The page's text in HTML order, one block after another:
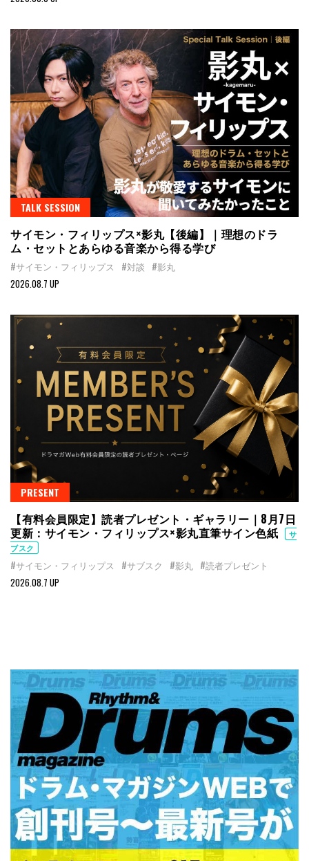
TALK SESSION
サイモン・フィリップス×影丸【後編】｜理想のドラ
ム・セットとあらゆる音楽から得る学び
#サイモン・フィリップス #対談 #影丸
2026.08.7 UP
PRESENT
【有料会員限定】読者プレゼント・ギャラリー｜8月7日
更新：サイモン・フィリップス×影丸直筆サイン色紙
サ
ブスク
#サイモン・フィリップス #サブスク #影丸 #読者プレゼント
2026.08.7 UP